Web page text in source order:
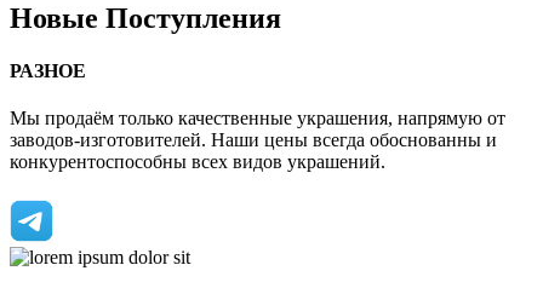
Новые Поступления
РАЗНОЕ
Мы продаём только качественные украшения, напрямую от
заводов-изготовителей. Наши цены всегда обоснованны и
конкурентоспособны всех видов украшений.